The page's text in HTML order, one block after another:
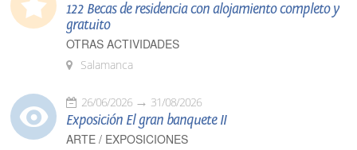
122 Becas de residencia con alojamiento completo y
gratuito
OTRAS ACTIVIDADES
Salamanca
26/06/2026 31/08/2026
Exposición El gran banquete II
ARTE / EXPOSICIONES